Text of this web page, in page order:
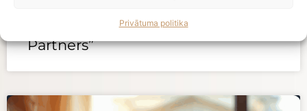
Privātuma politika
un vadību darījumā ar “Merito
Partners”